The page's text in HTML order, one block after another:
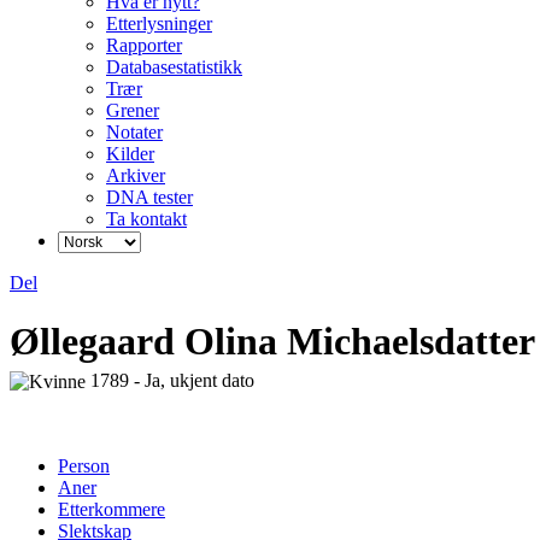
Etterlysninger
Rapporter
Databasestatistikk
Trær
Grener
Notater
Kilder
Arkiver
DNA tester
Ta kontakt
Del
Øllegaard Olina Michaelsdatter
1789 - Ja, ukjent dato
Person
Aner
Etterkommere
Slektskap